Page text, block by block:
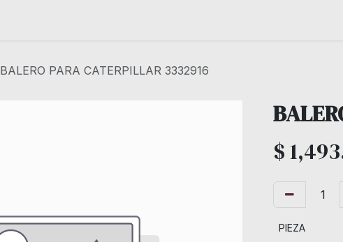
BALERO PARA CATERPILLAR 3332916
$
PIEZA